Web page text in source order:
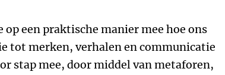
op een praktische manier mee hoe ons
tot merken, verhalen en communicatie
stap mee, door middel van metaforen,